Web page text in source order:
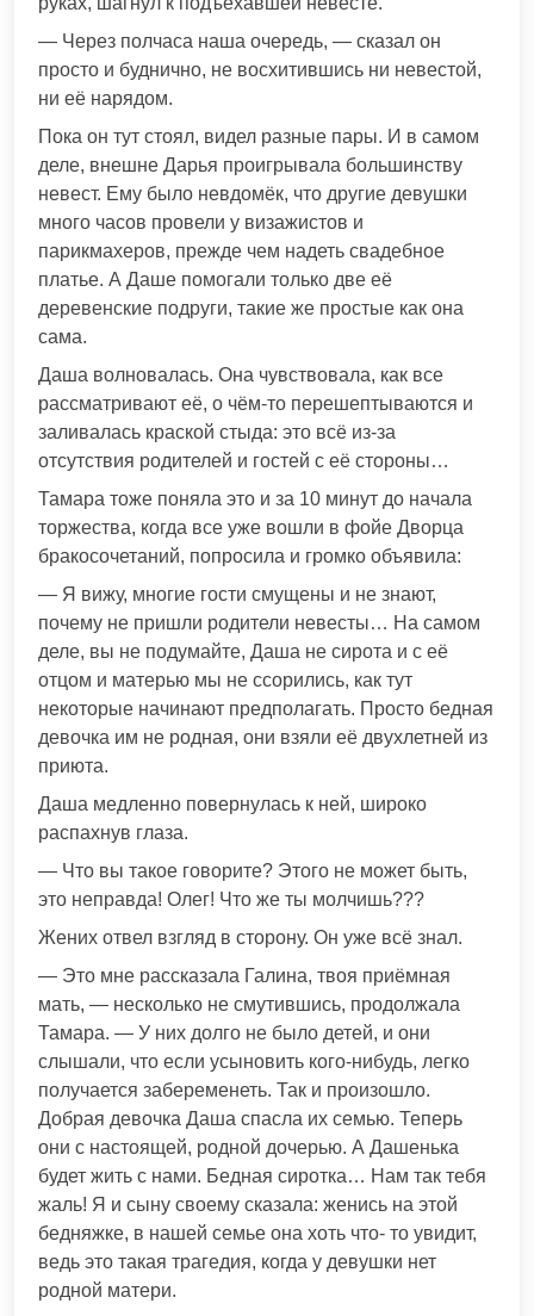
— Через полчаса наша очередь, — сказал он
просто и буднично, не восхитившись ни невестой,
ни её нарядом.
Пока он тут стоял, видел разные пары. И в самом
деле, внешне Дарья проигрывала большинству
невест. Ему было невдомёк, что другие девушки
много часов провели у визажистов и
парикмахеров, прежде чем надеть свадебное
платье. А Даше помогали только две её
деревенские подруги, такие же простые как она
сама.
Даша волновалась. Она чувствовала, как все
рассматривают её, о чём-то перешептываются и
заливалась краской стыда: это всё из-за
отсутствия родителей и гостей с её стороны…
Тамара тоже поняла это и за 10 минут до начала
торжества, когда все уже вошли в фойе Дворца
бракосочетаний, попросила и громко объявила:
— Я вижу, многие гости смущены и не знают,
почему не пришли родители невесты… На самом
деле, вы не подумайте, Даша не сирота и с её
отцом и матерью мы не ссорились, как тут
некоторые начинают предполагать. Просто бедная
девочка им не родная, они взяли её двухлетней из
приюта.
Даша медленно повернулась к ней, широко
распахнув глаза.
— Что вы такое говорите? Этого не может быть,
это неправда! Олег! Что же ты молчишь???
Жених отвел взгляд в сторону. Он уже всё знал.
— Это мне рассказала Галина, твоя приёмная
мать, — несколько не смутившись, продолжала
Тамара. — У них долго не было детей, и они
слышали, что если усыновить кого-нибудь, легко
получается забеременеть. Так и произошло.
Добрая девочка Даша спасла их семью. Теперь
они с настоящей, родной дочерью. А Дашенька
будет жить с нами. Бедная сиротка… Нам так тебя
жаль! Я и сыну своему сказала: женись на этой
бедняжке, в нашей семье она хоть что- то увидит,
ведь это такая трагедия, когда у девушки нет
родной матери.